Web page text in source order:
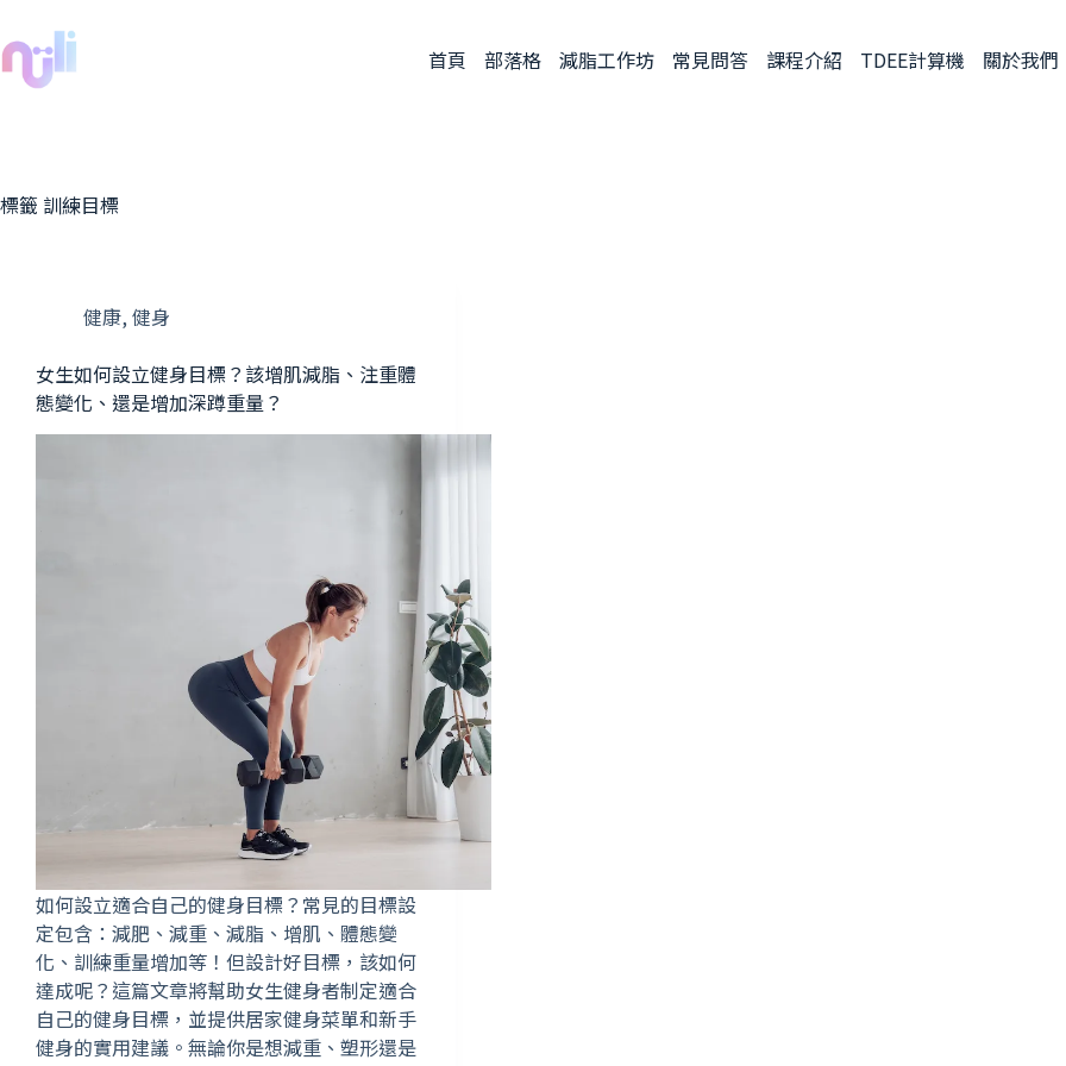
首頁 部落格 減脂工作坊 常見問答 課程介紹 TDEE計算機 關於我們
標籤 訓練目標
健康, 健身
女生如何設立健身目標？該增肌減脂、注重體
態變化、還是增加深蹲重量？
如何設立適合自己的健身目標？常見的目標設
定包含：減肥、減重、減脂、增肌、體態變
化、訓練重量增加等！但設計好目標，該如何
達成呢？這篇文章將幫助女生健身者制定適合
自己的健身目標，並提供居家健身菜單和新手
健身的實用建議。無論你是想減重、塑形還是